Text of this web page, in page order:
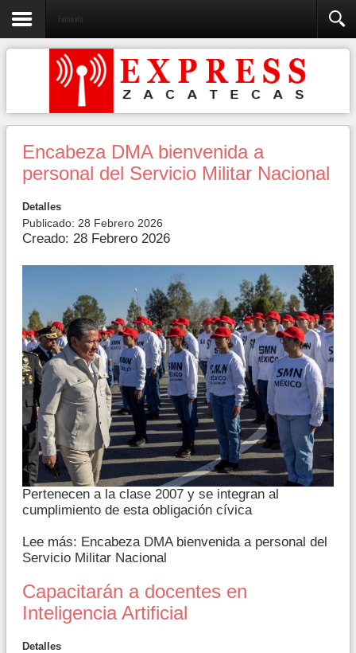
Fotonota
Encabeza DMA bienvenida a
personal del Servicio Militar Nacional
Detalles
Publicado: 28 Febrero 2026
Creado: 28 Febrero 2026
Pertenecen a la clase 2007 y se integran al
cumplimiento de esta obligación cívica
Lee más: Encabeza DMA bienvenida a personal del
Servicio Militar Nacional
Capacitarán a docentes en
Inteligencia Artificial
Detalles